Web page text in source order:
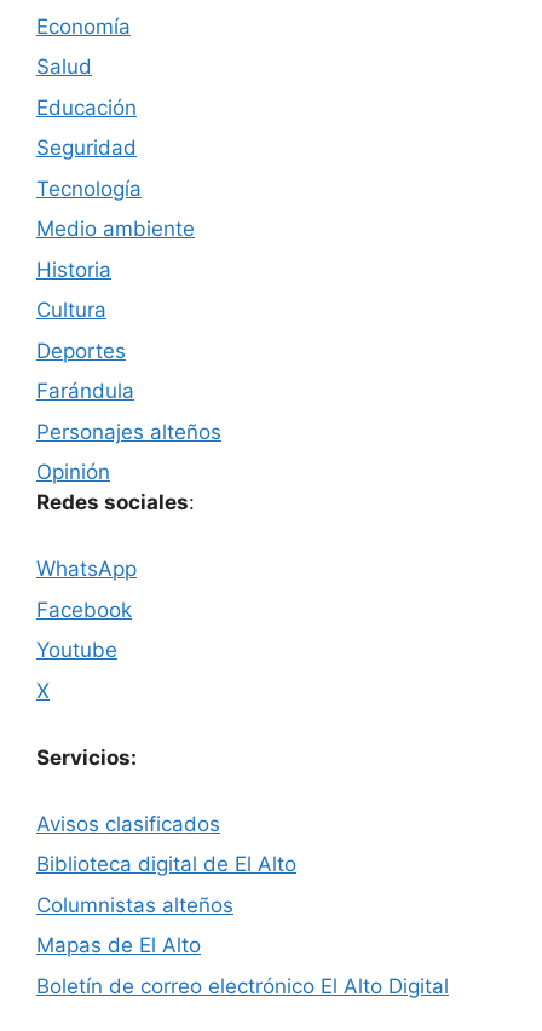
Economía
Salud
Educación
Seguridad
Tecnología
Medio ambiente
Historia
Cultura
Deportes
Farándula
Personajes alteños
Opinión
Redes sociales:
WhatsApp
Facebook
Youtube
X
Servicios:
Avisos clasificados
Biblioteca digital de El Alto
Columnistas alteños
Mapas de El Alto
Boletín de correo electrónico El Alto Digital